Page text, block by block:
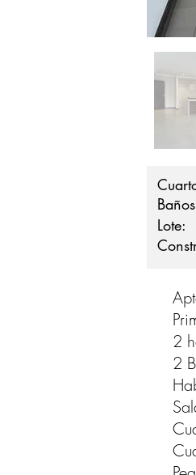
Lote:
2
2